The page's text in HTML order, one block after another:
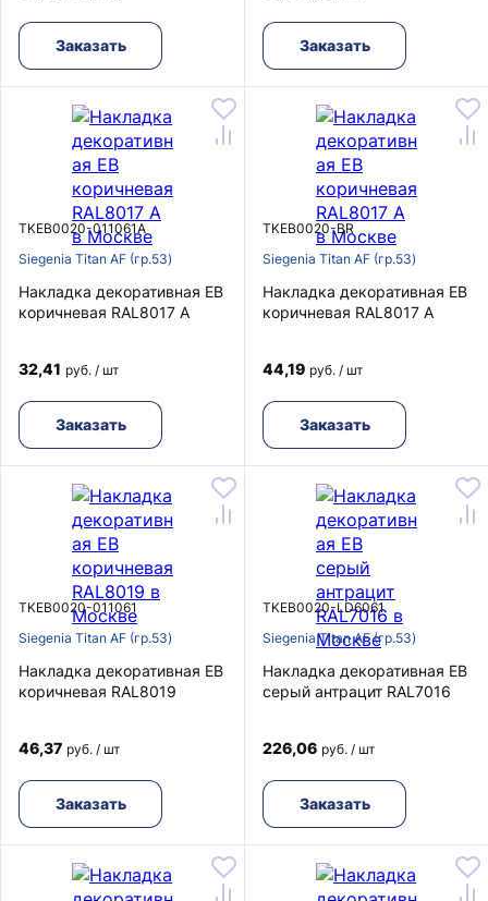
Заказать Заказать
TKEB0020-011061A
Siegenia Titan AF (гр.53)
Накладка декоративная EB
коричневая RAL8017 A
32,41 руб. / шт
Заказать
TKEB0020-BR
Siegenia Titan AF (гр.53)
Накладка декоративная EB
коричневая RAL8017 A
44,19 руб. / шт
Заказать
TKEB0020-011061
Siegenia Titan AF (гр.53)
Накладка декоративная EB
коричневая RAL8019
46,37 руб. / шт
Заказать
TKEB0020-LD6061
Siegenia Titan AF (гр.53)
Накладка декоративная EB
серый антрацит RAL7016
226,06 руб. / шт
Заказать